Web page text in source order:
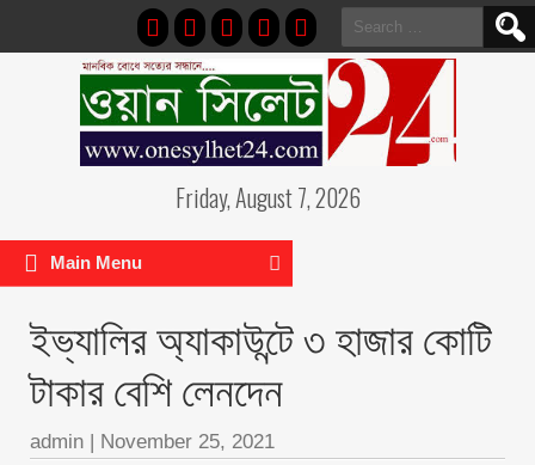
Search
for:
Friday, August 7, 2026
Main Menu
ইভ্যালির অ্যাকাউন্টে ৩ হাজার কোটি
টাকার বেশি লেনদেন
admin | November 25, 2021